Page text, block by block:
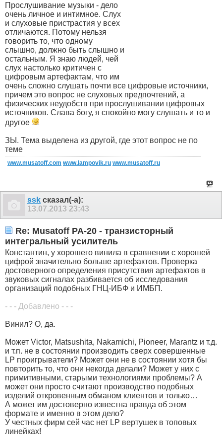
Прослушивание музыки - дело
очень личное и интимное. Слух
и слуховые пристрастия у всех
отличаются. Потому нельзя
говорить то, что одному
слышно, должно быть слышно и
остальным. Я знаю людей, чей
слух настолько критичен с
цифровым артефактам, что им
очень сложно слушать почти все цифровые источники,
причем это вопрос не слуховых предпочтений, а
физических неудобств при прослушивании цифровых
источников. Слава богу, я спокойно могу слушать и то и
другое
ЗЫ. Тема выделена из другой, где этот вопрос не по
теме
www.musatoff.com www.lampovik.ru www.musatoff.ru
ssk сказал(-а):
13.07.2013 23:43
Re: Musatoff PA-20 - транзисторный
интегральный усилитель
Константин, у хорошего винила в сравнении с хорошей
цифрой значительно больше артефактов. Проверка
достоверного определения присутствия артефактов в
звуковых сигналах разбивается об исследования
организаций подобных ГНЦ-ИБФ и ИМБП.
- - - Добавлено - - -
Винил? О, да.
Может Victor, Matsushita, Nakamichi, Pioneer, Marantz и т.д.
и т.п. не в состоянии производить сверх совершенные
LP проигрыватели? Может они не в состоянии хотя бы
повторить то, что они некогда делали? Может у них с
примитивными, старыми технологиями проблемы? А
может они просто считают производство подобных
изделий откровенным обманом клиентов и только…
А может им достоверно известна правда об этом
формате и именно в этом дело?
У честных фирм сей час нет LP вертушек в топовых
линейках!